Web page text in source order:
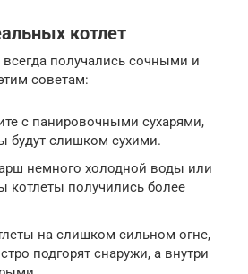
котлет
получались сочными и
советам:
с панировочными сухарями,
будут слишком сухими.
немного холодной воды или
котлеты получились более
на слишком сильном огне,
подгорят снаружи, а внутри